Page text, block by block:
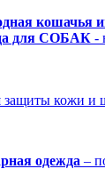
кошачья
для СОБАК -
защиты кожи и
одежда –